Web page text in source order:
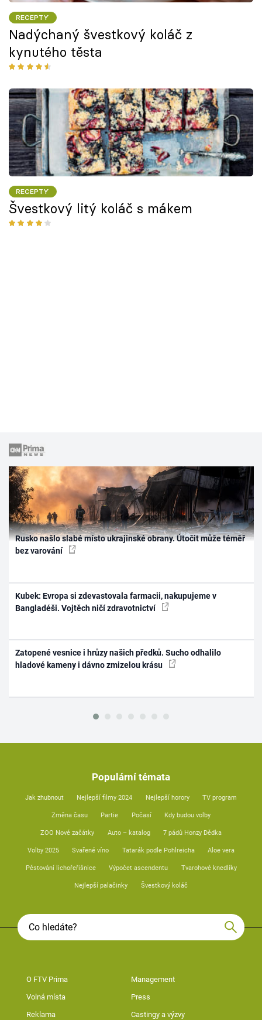
RECEPTY
Nadýchaný švestkový koláč z
kynutého těsta
RECEPTY
Švestkový litý koláč s mákem
Rusko našlo slabé místo ukrajinské obrany. Útočit může téměř
bez varování
Kubek: Evropa si zdevastovala farmacii, nakupujeme v
Bangladéši. Vojtěch ničí zdravotnictví
Zatopené vesnice i hrůzy našich předků. Sucho odhalilo
hladové kameny i dávno zmizelou krásu
Populární témata
Jak zhubnout Nejlepší filmy 2024 Nejlepší horory TV program
Změna času Partie Počasí Kdy budou volby
ZOO Nové začátky Auto – katalog 7 pádů Honzy Dědka
Volby 2025 Svařené víno Tatarák podle Pohlreicha Aloe vera
Pěstování lichořeřišnice Výpočet ascendentu Tvarohové knedlíky
Nejlepší palačinky Švestkový koláč
O FTV Prima Management
Volná místa Press
Reklama Castingy a výzvy